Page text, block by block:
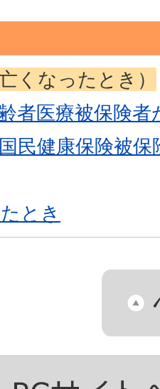
くなったとき）
者医療被保険
民健康保険被
とき